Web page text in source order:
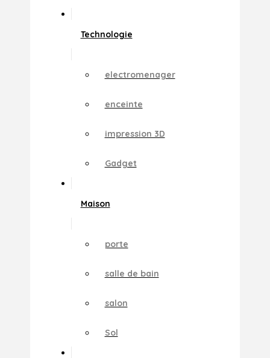
Technologie
electromenager
enceinte
impression 3D
Gadget
Maison
porte
salle de bain
salon
Sol